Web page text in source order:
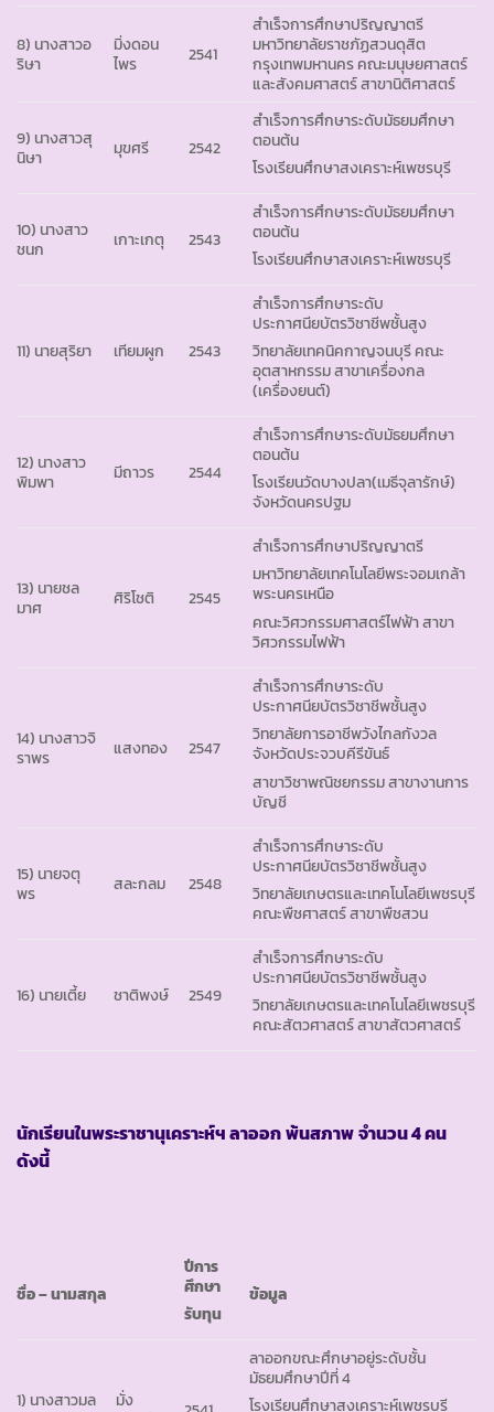
8) นางสาวอ
ริษา
มิ่งดอน
ไพร
2541
สำเร็จการศึกษาปริญญาตรี
มหาวิทยาลัยราชภัฏสวนดุสิต
กรุงเทพมหานคร คณะมนุษยศาสตร์
และสังคมศาสตร์ สาขานิติศาสตร์
9) นางสาวสุ
นิษา
มุขศรี 2542
สำเร็จการศึกษาระดับมัธยมศึกษา
ตอนต้น
โรงเรียนศึกษาสงเคราะห์เพชรบุรี
10) นางสาว
ชนก
เกาะเกตุ 2543
สำเร็จการศึกษาระดับมัธยมศึกษา
ตอนต้น
โรงเรียนศึกษาสงเคราะห์เพชรบุรี
11) นายสุริยา เทียมผูก 2543
สำเร็จการศึกษาระดับ
ประกาศนียบัตรวิชาชีพชั้นสูง
วิทยาลัยเทคนิคกาญจนบุรี คณะ
อุตสาหกรรม สาขาเครื่องกล
(เครื่องยนต์)
12) นางสาว
พิมพา
มีถาวร 2544
สำเร็จการศึกษาระดับมัธยมศึกษา
ตอนต้น
โรงเรียนวัดบางปลา(เมธีจุลารักษ์)
จังหวัดนครปฐม
13) นายชล
มาศ
ศิริโชติ 2545
สำเร็จการศึกษาปริญญาตรี
มหาวิทยาลัยเทคโนโลยีพระจอมเกล้า
พระนครเหนือ
คณะวิศวกรรมศาสตร์ไฟฟ้า สาขา
วิศวกรรมไฟฟ้า
14) นางสาวจิ
ราพร
แสงทอง 2547
สำเร็จการศึกษาระดับ
ประกาศนียบัตรวิชาชีพชั้นสูง
วิทยาลัยการอาชีพวังไกลกังวล
จังหวัดประจวบคีรีขันธ์
สาขาวิชาพณิชยกรรม สาขางานการ
บัญชี
15) นายจตุ
พร
สละกลม 2548
สำเร็จการศึกษาระดับ
ประกาศนียบัตรวิชาชีพชั้นสูง
วิทยาลัยเกษตรและเทคโนโลยีเพชรบุรี
คณะพืชศาสตร์ สาขาพืชสวน
16) นายเตี้ย ชาติพงษ์ 2549
สำเร็จการศึกษาระดับ
ประกาศนียบัตรวิชาชีพชั้นสูง
วิทยาลัยเกษตรและเทคโนโลยีเพชรบุรี
คณะสัตวศาสตร์ สาขาสัตวศาสตร์
นักเรียนในพระราชานุเคราะห์ฯ ลาออกพ้นสภาพจำนวน 4 คน
ดังนี้
ชื่อ– นามสกุล
ปีการ
ศึกษา
รับทุน
ข้อมูล
1) นางสาวมล
มั่ง
ลาออกขณะศึกษาอยู่ระดับชั้น
มัธยมศึกษาปีที่ 4
โรงเรียนศึกษาสงเคราะห์เพชรบุรี